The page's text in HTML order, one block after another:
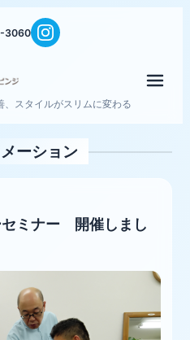
3060
スタイルがスリムに変わる
ーション
セミナー 開催しまし